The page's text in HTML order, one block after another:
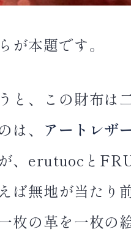
が本題です。
と、この財布は
は、 アートレザ
、erutuocと
ば無地が当た
枚の革を一枚の